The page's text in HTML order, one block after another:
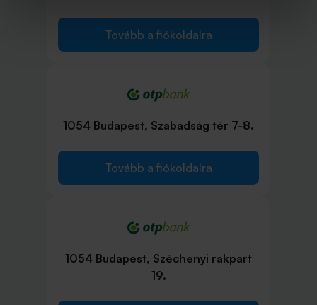
Tovább a fiókoldalra
1054 Budapest, Szabadság tér 7-8.
Tovább a fiókoldalra
1054 Budapest, Széchenyi rakpart
19.